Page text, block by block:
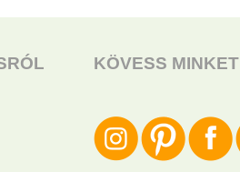
KÖVESS MINKET